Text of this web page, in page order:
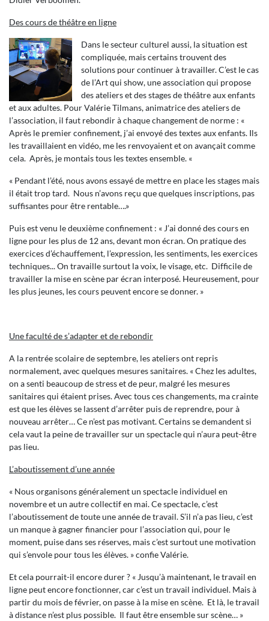
Des cours de théâtre en ligne
Dans le secteur culturel aussi, la situation est
compliquée, mais certains trouvent des
solutions pour continuer à travailler. C’est le cas
de l’Art qui show, une association qui propose
des ateliers et des stages de théâtre aux enfants
et aux adultes. Pour Valérie Tilmans, animatrice des ateliers de
l’association, il faut rebondir à chaque changement de norme : «
Après le premier confinement, j’ai envoyé des textes aux enfants. Ils
les travaillaient en vidéo, me les renvoyaient et on avançait comme
cela. Après, je montais tous les textes ensemble. «
« Pendant l’été, nous avons essayé de mettre en place les stages mais
il était trop tard. Nous n’avons reçu que quelques inscriptions, pas
suffisantes pour être rentable….»
Puis est venu le deuxième confinement : « J’ai donné des cours en
ligne pour les plus de 12 ans, devant mon écran. On pratique des
exercices d’échauffement, l’expression, les sentiments, les exercices
techniques... On travaille surtout la voix, le visage, etc. Difficile de
travailler la mise en scène par écran interposé. Heureusement, pour
les plus jeunes, les cours peuvent encore se donner. »
Une faculté de s’adapter et de rebondir
A la rentrée scolaire de septembre, les ateliers ont repris
normalement, avec quelques mesures sanitaires. « Chez les adultes,
on a senti beaucoup de stress et de peur, malgré les mesures
sanitaires qui étaient prises. Avec tous ces changements, ma crainte
est que les élèves se lassent d’arrêter puis de reprendre, pour à
nouveau arrêter… Ce n’est pas motivant. Certains se demandent si
cela vaut la peine de travailler sur un spectacle qui n’aura peut-être
pas lieu.
L’aboutissement d’une année
« Nous organisons généralement un spectacle individuel en
novembre et un autre collectif en mai. Ce spectacle, c’est
l’aboutissement de toute une année de travail. S’il n’a pas lieu, c’est
un manque à gagner financier pour l’association qui, pour le
moment, puise dans ses réserves, mais c’est surtout une motivation
qui s’envole pour tous les élèves. » confie Valérie.
Et cela pourrait-il encore durer ? « Jusqu’à maintenant, le travail en
ligne peut encore fonctionner, car c’est un travail individuel. Mais à
partir du mois de février, on passe à la mise en scène. Et là, le travail
à distance n’est plus possible. Il faut être ensemble sur scène… »